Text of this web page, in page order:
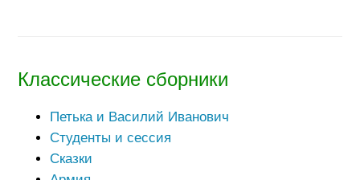
Классические сборники
Петька и Василий Иванович
Студенты и сессия
Сказки